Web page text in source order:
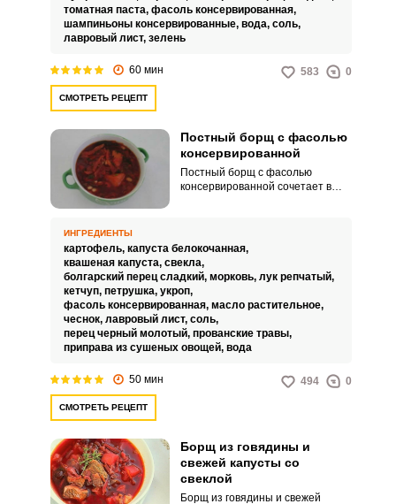
томатная паста, фасоль консервированная,
шампиньоны консервированные, вода, соль,
лавровый лист, зелень
60 мин 583 0
СМОТРЕТЬ РЕЦЕПТ
Постный борщ с фасолью
консервированной
Постный борщ с фасолью
консервированной сочетает в
кислинку. Борщ получается
сытным и питательным, так как
животный белок заменяется
растительным в виде фасоли.
ИНГРЕДИЕНТЫ
картофель, капуста белокочанная,
квашеная капуста, свекла,
болгарский перец сладкий, морковь, лук репчатый,
кетчуп, петрушка, укроп,
фасоль консервированная, масло растительное,
чеснок, лавровый лист, соль,
перец черный молотый, прованские травы,
приправа из сушеных овощей, вода
50 мин 494 0
СМОТРЕТЬ РЕЦЕПТ
Борщ из говядины и
свежей капусты со
свеклой
Борщ из говядины и свежей